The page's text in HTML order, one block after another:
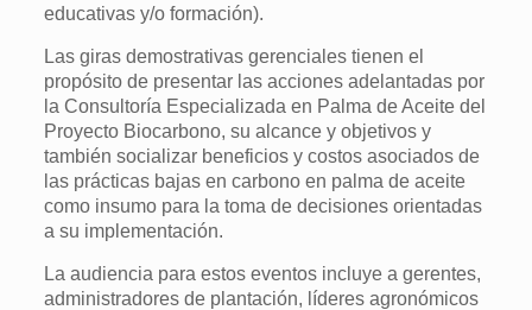
educativas y/o formación).
Las giras demostrativas gerenciales tienen el
propósito de presentar las acciones adelantadas por
la Consultoría Especializada en Palma de Aceite del
Proyecto Biocarbono, su alcance y objetivos y
también socializar beneficios y costos asociados de
las prácticas bajas en carbono en palma de aceite
como insumo para la toma de decisiones orientadas
a su implementación.
La audiencia para estos eventos incluye a gerentes,
administradores de plantación, líderes agronómicos